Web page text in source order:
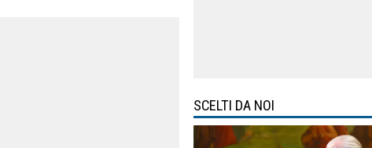
SCELTI DA NOI